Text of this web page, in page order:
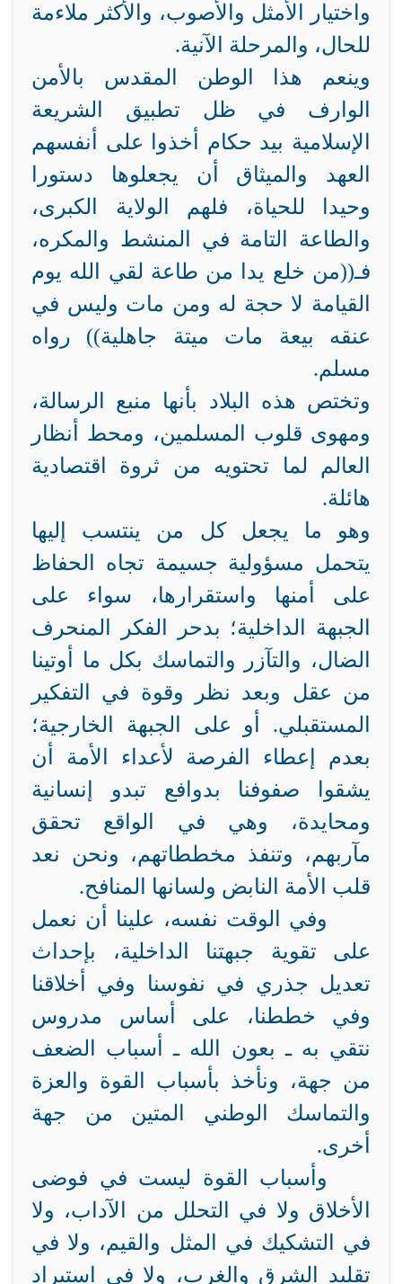
واختيار الأمثل والأصوب، والأكثر ملاءمة
للحال، والمرحلة الآنية.
وينعم هذا الوطن المقدس بالأمن
الوارف في ظل تطبيق الشريعة
الإسلامية بيد حكام أخذوا على أنفسهم
العهد والميثاق أن يجعلوها دستورا
وحيدا للحياة، فلهم الولاية الكبرى،
والطاعة التامة في المنشط والمكره،
فـ((من خلع يدا من طاعة لقي الله يوم
القيامة لا حجة له ومن مات وليس في
عنقه بيعة مات ميتة جاهلية)) رواه
مسلم.
وتختص هذه البلاد بأنها منبع الرسالة،
ومهوى قلوب المسلمين، ومحط أنظار
العالم لما تحتويه من ثروة اقتصادية
هائلة.
وهو ما يجعل كل من ينتسب إليها
يتحمل مسؤولية جسيمة تجاه الحفاظ
على أمنها واستقرارها، سواء على
الجبهة الداخلية؛ بدحر الفكر المنحرف
الضال، والتآزر والتماسك بكل ما أوتينا
من عقل وبعد نظر وقوة في التفكير
المستقبلي. أو على الجبهة الخارجية؛
بعدم إعطاء الفرصة لأعداء الأمة أن
يشقوا صفوفنا بدوافع تبدو إنسانية
ومحايدة، وهي في الواقع تحقق
مآربهم، وتنفذ مخططاتهم، ونحن نعد
قلب الأمة النابض ولسانها المنافح.
وفي الوقت نفسه، علينا أن نعمل
على تقوية جبهتنا الداخلية، بإحداث
تعديل جذري في نفوسنا وفي أخلاقنا
وفي خططنا، على أساس مدروس
نتقي به ـ بعون الله ـ أسباب الضعف
من جهة، ونأخذ بأسباب القوة والعزة
والتماسك الوطني المتين من جهة
أخرى.
وأسباب القوة ليست في فوضى
الأخلاق ولا في التحلل من الآداب، ولا
في التشكيك في المثل والقيم، ولا في
تقليد الشرق والغرب، ولا في استيراد